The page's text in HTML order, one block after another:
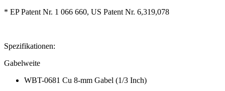
* EP Patent Nr. 1 066 660, US Patent Nr. 6,319,078
Spezifikationen:
Gabelweite
WBT-0681 Cu 8-mm Gabel (1/3 Inch)